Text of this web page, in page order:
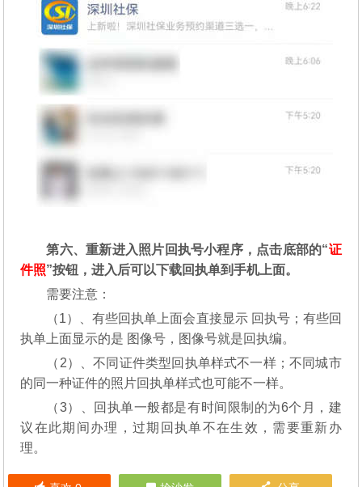
第六、重新进入照片回执号小程序，点击底部的“证
件照”按钮，进入后可以下载回执单到手机上面。
需要注意：
（1）、有些回执单上面会直接显示 回执号；有些回
执单上面显示的是 图像号，图像号就是回执编。
（2）、不同证件类型回执单样式不一样；不同城市
的同一种证件的照片回执单样式也可能不一样。
（3）、回执单一般都是有时间限制的为6个月，建
议在此期间办理，过期回执单不在生效，需要重新办
理。